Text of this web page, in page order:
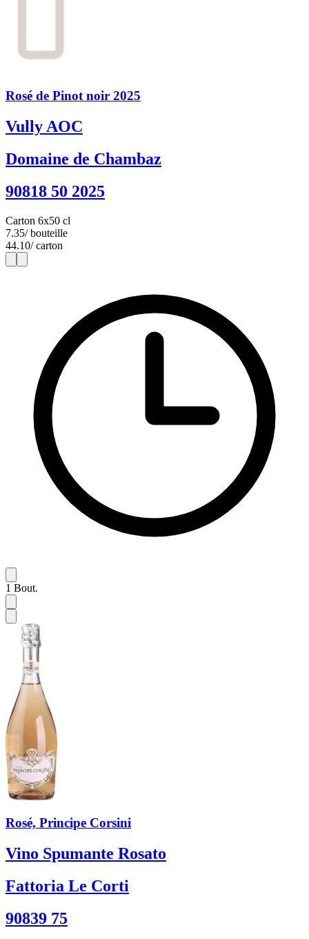
Rosé de Pinot noir 2025
Vully AOC
Domaine de Chambaz
90818 50 2025
Carton 6x50 cl
7.35/ bouteille
44.10/ carton
1
1 Bout.
Rosé, Principe Corsini
Vino Spumante Rosato
Fattoria Le Corti
90839 75